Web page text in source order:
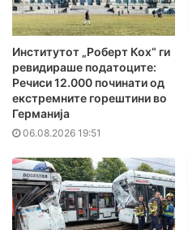
Институтот „Роберт Кох“ ги
ревидираше податоците:
Речиси 12.000 починати од
екстремните горештини во
Германија
06.08.2026 19:51